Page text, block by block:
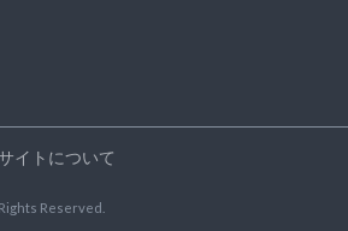
イトについて
Reserved.